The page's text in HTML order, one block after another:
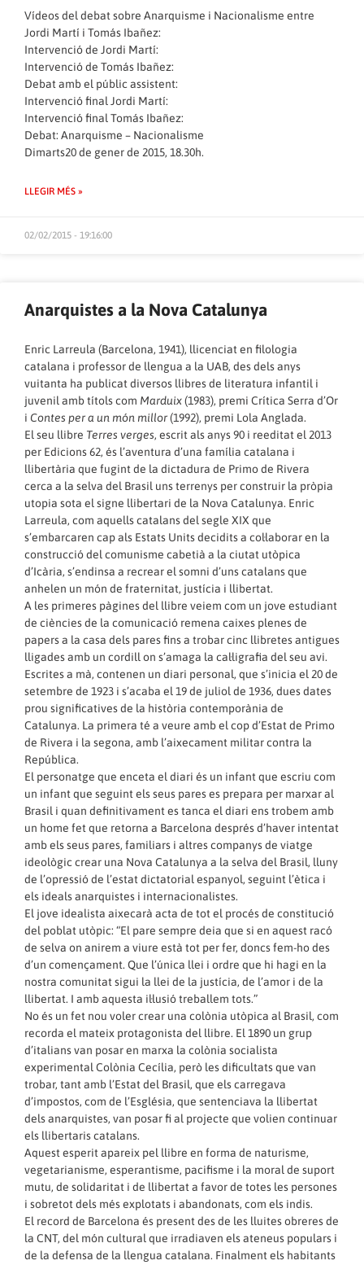
Vídeos del debat sobre Anarquisme i Nacionalisme entre
Jordi Martí i Tomás Ibañez:
Intervenció de Jordi Martí:
Intervenció de Tomás Ibañez:
Debat amb el públic assistent:
Intervenció final Jordi Martí:
Intervenció final Tomás Ibañez:
Debat: Anarquisme – Nacionalisme
Dimarts20 de gener de 2015, 18.30h.
LLEGIR MÉS »
02/02/2015 - 19:16:00
Anarquistes a la Nova Catalunya
Enric Larreula (Barcelona, 1941), llicenciat en filologia
catalana i professor de llengua a la UAB, des dels anys
vuitanta ha publicat diversos llibres de literatura infantil i
juvenil amb títols com Marduix(1983), premi Crítica Serra d’Or
i Contes per a un món millor(1992), premi Lola Anglada.
El seu llibre Terres verges, escrit als anys 90 i reeditat el 2013
per Edicions 62, és l’aventura d’una família catalana i
llibertària que fugint de la dictadura de Primo de Rivera
cerca a la selva del Brasil uns terrenys per construir la pròpia
utopia sota el signe llibertari de la Nova Catalunya. Enric
Larreula, com aquells catalans del segle XIX que
s’embarcaren cap als Estats Units decidits a col·laborar en la
construcció del comunisme cabetià a la ciutat utòpica
d’Icària, s’endinsa a recrear el somni d’uns catalans que
anhelen un món de fraternitat, justícia i llibertat.
A les primeres pàgines del llibre veiem com un jove estudiant
de ciències de la comunicació remena caixes plenes de
papers a la casa dels pares fins a trobar cinc llibretes antigues
lligades amb un cordill on s’amaga la cal·ligrafia del seu avi.
Escrites a mà, contenen un diari personal, que s’inicia el 20 de
setembre de 1923 i s’acaba el 19 de juliol de 1936, dues dates
prou significatives de la història contemporània de
Catalunya. La primera té a veure amb el cop d’Estat de Primo
de Rivera i la segona, amb l’aixecament militar contra la
República.
El personatge que enceta el diari és un infant que escriu com
un infant que seguint els seus pares es prepara per marxar al
Brasil i quan definitivament es tanca el diari ens trobem amb
un home fet que retorna a Barcelona després d’haver intentat
amb els seus pares, familiars i altres companys de viatge
ideològic crear una Nova Catalunya a la selva del Brasil, lluny
de l’opressió de l’estat dictatorial espanyol, seguint l’ètica i
els ideals anarquistes i internacionalistes.
El jove idealista aixecarà acta de tot el procés de constitució
del poblat utòpic: “El pare sempre deia que si en aquest racó
de selva on anirem a viure està tot per fer, doncs fem-ho des
d’un començament. Que l’única llei i ordre que hi hagi en la
nostra comunitat sigui la llei de la justícia, de l’amor i de la
llibertat. I amb aquesta il·lusió treballem tots.”
No és un fet nou voler crear una colònia utòpica al Brasil, com
recorda el mateix protagonista del llibre. El 1890 un grup
d’italians van posar en marxa la colònia socialista
experimental Colònia Cecília, però les dificultats que van
trobar, tant amb l’Estat del Brasil, que els carregava
d’impostos, com de l’Església, que sentenciava la llibertat
dels anarquistes, van posar fi al projecte que volien continuar
els llibertaris catalans.
Aquest esperit apareix pel llibre en forma de naturisme,
vegetarianisme, esperantisme, pacifisme i la moral de suport
mutu, de solidaritat i de llibertat a favor de totes les persones
i sobretot dels més explotats i abandonats, com els indis.
El record de Barcelona és present des de les lluites obreres de
la CNT, del món cultural que irradiaven els ateneus populars i
de la defensa de la llengua catalana. Finalment els habitants